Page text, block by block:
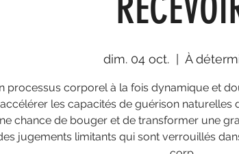
dim. 04 oct.
  |
À
processus corporel à la fois dynamique et
accélérer les capacités de guérison naturelles
chance de bouger et de transformer une
jugements limitants qui sont verrouillés